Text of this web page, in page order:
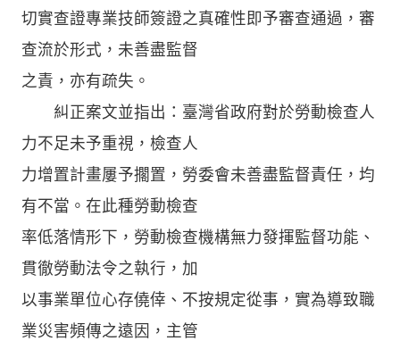
切實查證專業技師簽證之真確性即予審查通過，審
查流於形式，未善盡監督
之責，亦有疏失。
糾正案文並指出：臺灣省政府對於勞動檢查人
力不足未予重視，檢查人
力增置計畫屢予擱置，勞委會未善盡監督責任，均
有不當。在此種勞動檢查
率低落情形下，勞動檢查機構無力發揮監督功能、
貫徹勞動法令之執行，加
以事業單位心存僥倖、不按規定從事，實為導致職
業災害頻傳之遠因，主管